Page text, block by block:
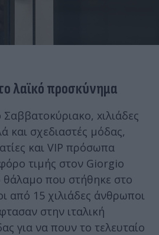
λαϊκό προσκύνημα
Σαββατοκύριακο, xιλιάδες
και σχεδιαστές μόδας,
και VIP πρόσωπα
τιμής στον Giorgio
θάλαμο που στήθηκε στο
από 15 χιλιάδες άνθρωποι
στην ιταλική
για να πουν το τελευταίο